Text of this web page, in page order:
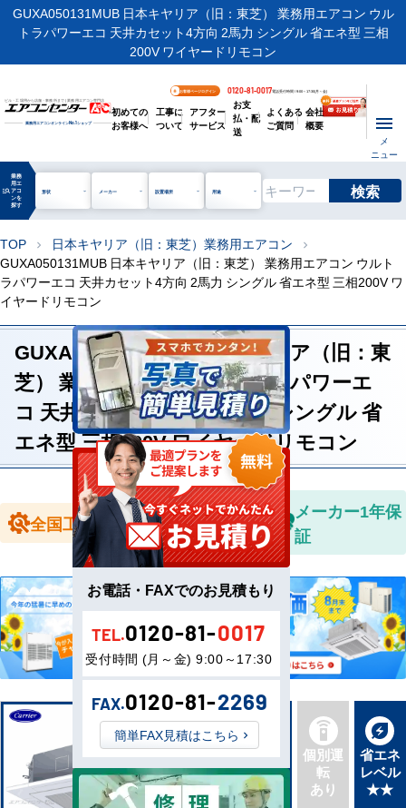
GUXA050131MUB 日本キヤリア（旧：東芝） 業務用エアコン ウル
トラパワーエコ 天井カセット4方向 2馬力 シングル 省エネ型 三相
200V ワイヤードリモコン
ビル・工場用から店舗・事務所まで | 業務用エアコン専門店
業務用エアコンオンラインNo.1ショップ
お客様ページログイン 0120-81-0017電話受付時間 / 9:00～17:30(月～金)
初めての
お客様へ
工事に
ついて
アフター
サービス
お支
払・配
送
よくある
ご質問
会社
概要
メ
ニュー
manage_search
業務
用エ
アコ
ンを
探す
形状 メーカー 設置場所 用途 検索
TOP chevron_right 日本キヤリア（旧：東芝）業務用エアコン chevron_right
GUXA050131MUB 日本キヤリア（旧：東芝） 業務用エアコン ウルト
ラパワーエコ 天井カセット4方向 2馬力 シングル 省エネ型 三相200V ワ
イヤードリモコン
GUXA050131MUB 日本キヤリア（旧：東
芝） 業務用エアコン ウルトラパワーエ
コ 天井カセット4方向 2馬力 シングル 省
エネ型 三相200V ワイヤードリモコン
全国工事対応
全国送料無
料
メーカー1年保
証
新品直
送
最新機
種
同機種
タイプ
別あり
個別運
転
あり
省エネ
レベル
★★
お電話・FAXでのお見積もり
TEL.0120-81-0017
受付時間 (月～金) 9:00～17:30
FAX.0120-81-2269
簡単FAX見積はこちら